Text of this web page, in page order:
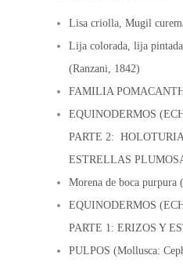
Lisa criolla, Mugil
Lija colorada, lija
(Ranzani, 1842)
FAMILIA
EQUINODERMOS
PARTE 2:
ESTRELLAS
Morena de boca
EQUINODERMOS
PARTE 1: ERIZOS Y
PULPOS (Mollusca: